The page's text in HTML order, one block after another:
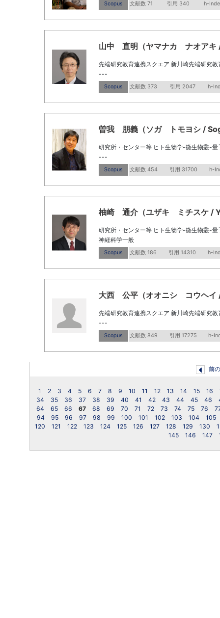
Scopus 文献数 71 引用 340 h-
山中 直明（ヤマナカ ナオアキ
先端研究教育連携スクエア 新川崎先端研究
---
Scopus 文献数 373 引用 2047 h-
曽我 朋義（ソガ トモヨシ /
研究所・センター等 ヒト生物学-微生物叢-量
---
Scopus 文献数 454 引用 31700 h-
柚崎 通介（ユザキ ミチスケ /
研究所・センター等 ヒト生物学-微生物叢-量
神経科学一般
Scopus 文献数 186 引用 14310 h-
大西 公平（オオニシ コウヘイ
先端研究教育連携スクエア 新川崎先端研究
---
Scopus 文献数 849 引用 17275 h-
前
1 2 3 4 5 6 7 8 9 10 11 12 13 14 15 16
34
35 36 37 38 39 40 41 42 43 44 45 46
64
65 66 67 68 69 70 71 72 73 74 75 76
94
95 96 97 98 99 100 101 102 103 104
105
120
121 122 123 124 125 126 127 128 129 130
145
146 147